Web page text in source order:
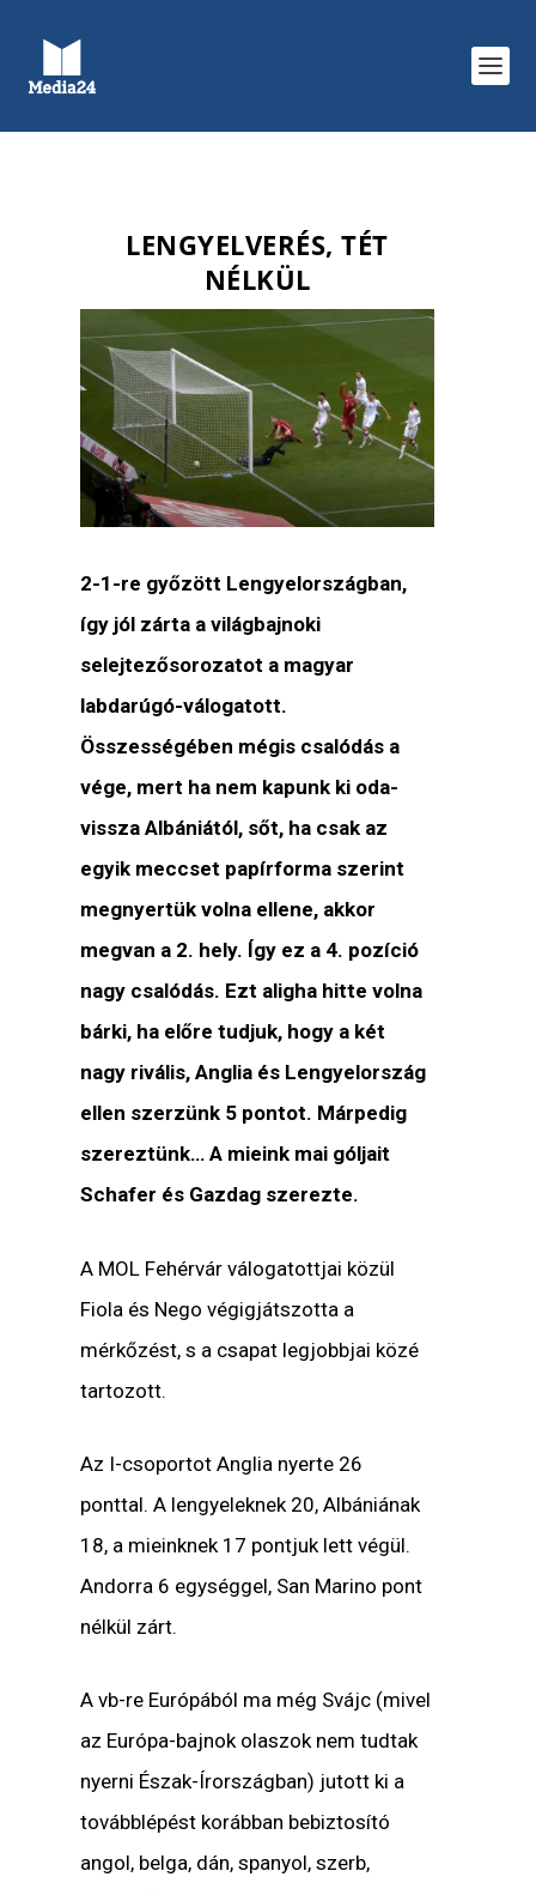
LENGYELVERÉS, TÉT
NÉLKÜL
2-1-re győzött Lengyelországban,
így jól zárta a világbajnoki
selejtezősorozatot a magyar
labdarúgó-válogatott.
Összességében mégis csalódás a
vége, mert ha nem kapunk ki oda-
vissza Albániától, sőt, ha csak az
egyik meccset papírforma szerint
megnyertük volna ellene, akkor
megvan a 2. hely. Így ez a 4. pozíció
nagy csalódás. Ezt aligha hitte volna
bárki, ha előre tudjuk, hogy a két
nagy rivális, Anglia és Lengyelország
ellen szerzünk 5 pontot. Márpedig
szereztünk… A mieink mai góljait
Schafer és Gazdag szerezte.
A MOL Fehérvár válogatottjai közül
Fiola és Nego végigjátszotta a
mérkőzést, s a csapat legjobbjai közé
tartozott.
Az I-csoportot Anglia nyerte 26
ponttal. A lengyeleknek 20, Albániának
18, a mieinknek 17 pontjuk lett végül.
Andorra 6 egységgel, San Marino pont
nélkül zárt.
A vb-re Európából ma még Svájc (mivel
az Európa-bajnok olaszok nem tudtak
nyerni Észak-Írországban) jutott ki a
továbblépést korábban bebiztosító
angol, belga, dán, spanyol, szerb,